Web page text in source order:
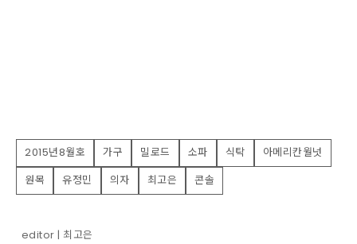
2015년8월호 가구 밀로드 소파 식탁
아메리칸월넛
원목
유정민 의자 최고은 콘솔
editor | 최고은